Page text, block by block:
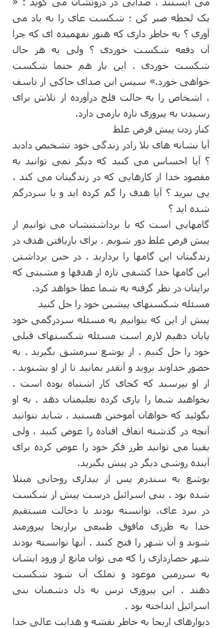
یک لحظه صبر کن ؛ شکست عای را به یاد می
آوری ؟ به خاطر داری که هنوز نفهمیده ای که چرا
آن دفعه شکست خوردی ؟ ولی به هر حال
شکست خوردی . این بار هم حتما شکست
خواهی خورد.» سپس این صدای حاکی از تاسف
، اشخاص را به حالت فلج درآورده از تلاش برای
رسیدن به پیروزی تازه بازمی دارد.
کنار زدن پیش فرض غلط
آیا نشانه های بلا رادر زندگی خود تشخیص دادید
؟ آیا احساس می کنید که دیگر نمی توانید به
مقصود خدا از کارهایی که در زندگیتان می کند ،
پی ببرید ؟ آیا هدف را گم کرده اید و یا سردرگم
شده اید ؟
گامهایی است که با برداشتنشان می توانیم از
پیش فرض غلط دور شویم . برای بازیافتن هدف در
زندگیتان این گامها را بردارید . در حین برداشتن
این گامها خدا کشفی تازه از هدفها و مشیتی که
برایتان در نظر گرفته به شما عطا خواهد کرد.
مسئله شکستهای پیشین خود را حل کنید
پیش از این که بتوانیم به مسئله سردرگمی خود
پایان دهیم لازم است مسئله شکستهای قبلی
خود را حل کنیم . از یوشع سرمشق بگیرید . به
حضور خداوند بروید و آنقدر بمانید تا از او بشنوید .
از او بپرسید که کجای کار اشتباه بوده است .
بخواهید شما را یاری کرده تعلیمتان دهد . به او
بگوئید که خواهان آموختن هستید . شاید نتوانید
آنچه در گذشته اتفاق افتاده را عوض کنید ، ولی
یقینا می توانید طرز فکر خود را عوض کرده برای
آینده روشی دیگر در پیش بگیرید.
یوشع به سندرم پس از بیداری روحانی مبتلا
شده بود . بنی اسرائیل درست پیش از شکست
در نبرد عای، توانسته بودند با دخالت مستقیم
خدا به طرزی مافوق طبیعی براریحا پیروزمند
شوند و آن شهر را فتح کنند . آنها توانسته بودند
شهر حصارداری را که می توان مانع از ورود ایشان
به سرزمین موعود و تملک آن شود شکست
دهند . این پیروزی ترس به دل دشمنان بنی
اسرائیل انداخته بود .
دیوارهای اریحا به خاطر نقشه و هدایت عالی خدا